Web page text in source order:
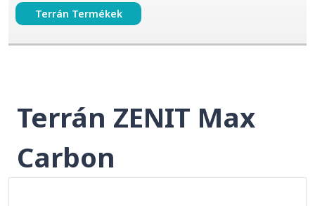
Terrán Termékek
Terrán ZENIT Max
Carbon